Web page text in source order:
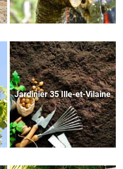
Jardinier 35 Ille-et-Vilaine